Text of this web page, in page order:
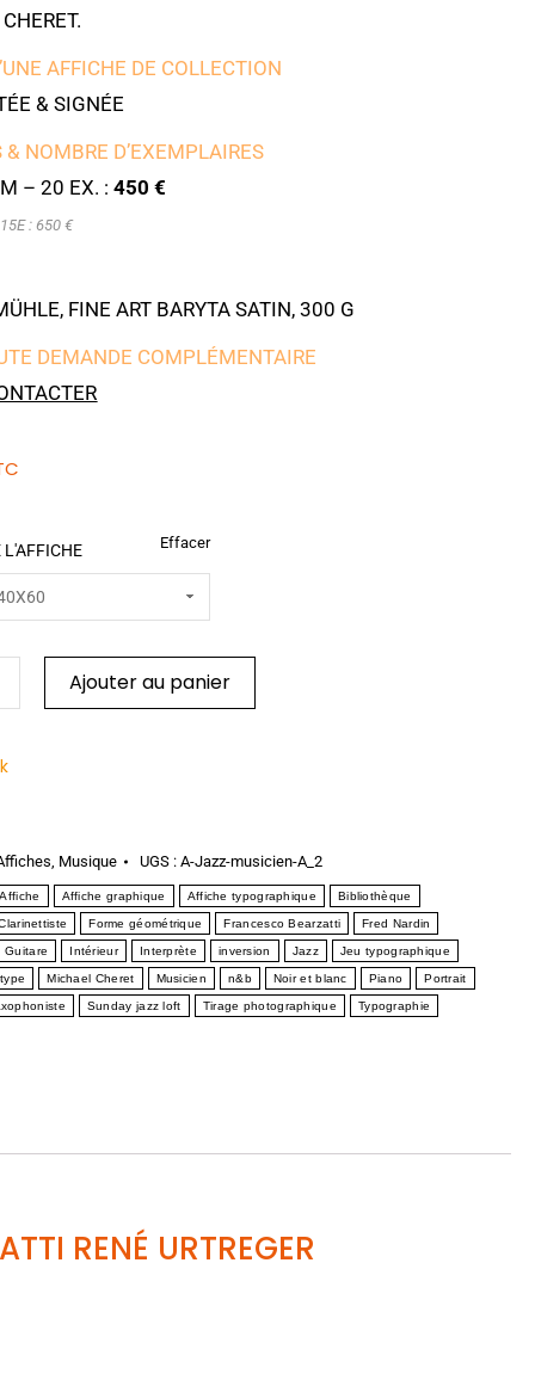
AFFICHE DE COLLECTION
& SIGNÉE
& NOMBRE D’EXEMPLAIRES
– 20 EX. :450 €
: 650 €
FINE ART BARYTA SATIN, 300 G
DEMANDE COMPLÉMENTAIRE
L'AFFICHE Effacer
Ajouter au panier
, Musique UGS :A-Jazz-musicien-A_2
Affiche Affiche graphique Affiche typographique Bibliothèque
Forme géométrique Francesco Bearzatti Fred Nardin
Guitare Intérieur Interprète inversion Jazz Jeu typographique
Michael Cheret Musicien n&b Noir et blanc Piano Portrait
Sunday jazz loft Tirage photographique Typographie
RENÉ URTREGER